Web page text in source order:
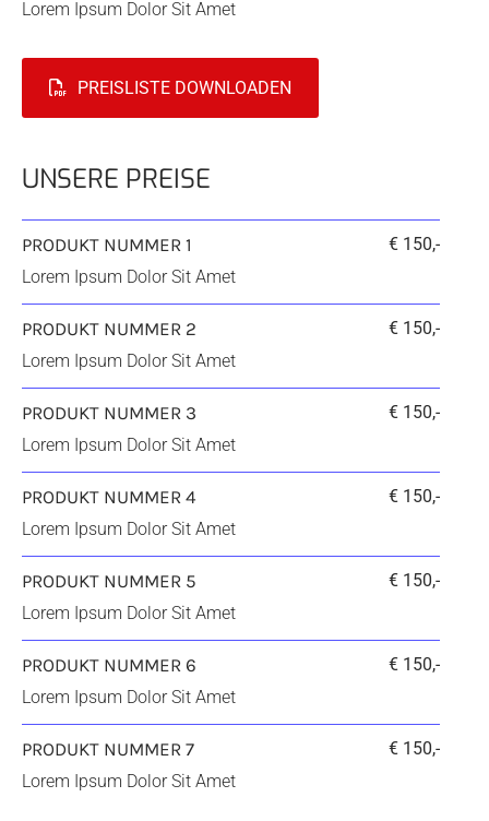
Lorem Ipsum Dolor Sit Amet
PREISLISTE DOWNLOADEN
UNSERE PREISE
PRODUKT NUMMER 1
€ 150,-
Lorem Ipsum Dolor Sit Amet
PRODUKT NUMMER 2
€ 150,-
Lorem Ipsum Dolor Sit Amet
PRODUKT NUMMER 3
€ 150,-
Lorem Ipsum Dolor Sit Amet
PRODUKT NUMMER 4
€ 150,-
Lorem Ipsum Dolor Sit Amet
PRODUKT NUMMER 5
€ 150,-
Lorem Ipsum Dolor Sit Amet
PRODUKT NUMMER 6
€ 150,-
Lorem Ipsum Dolor Sit Amet
PRODUKT NUMMER 7
€ 150,-
Lorem Ipsum Dolor Sit Amet